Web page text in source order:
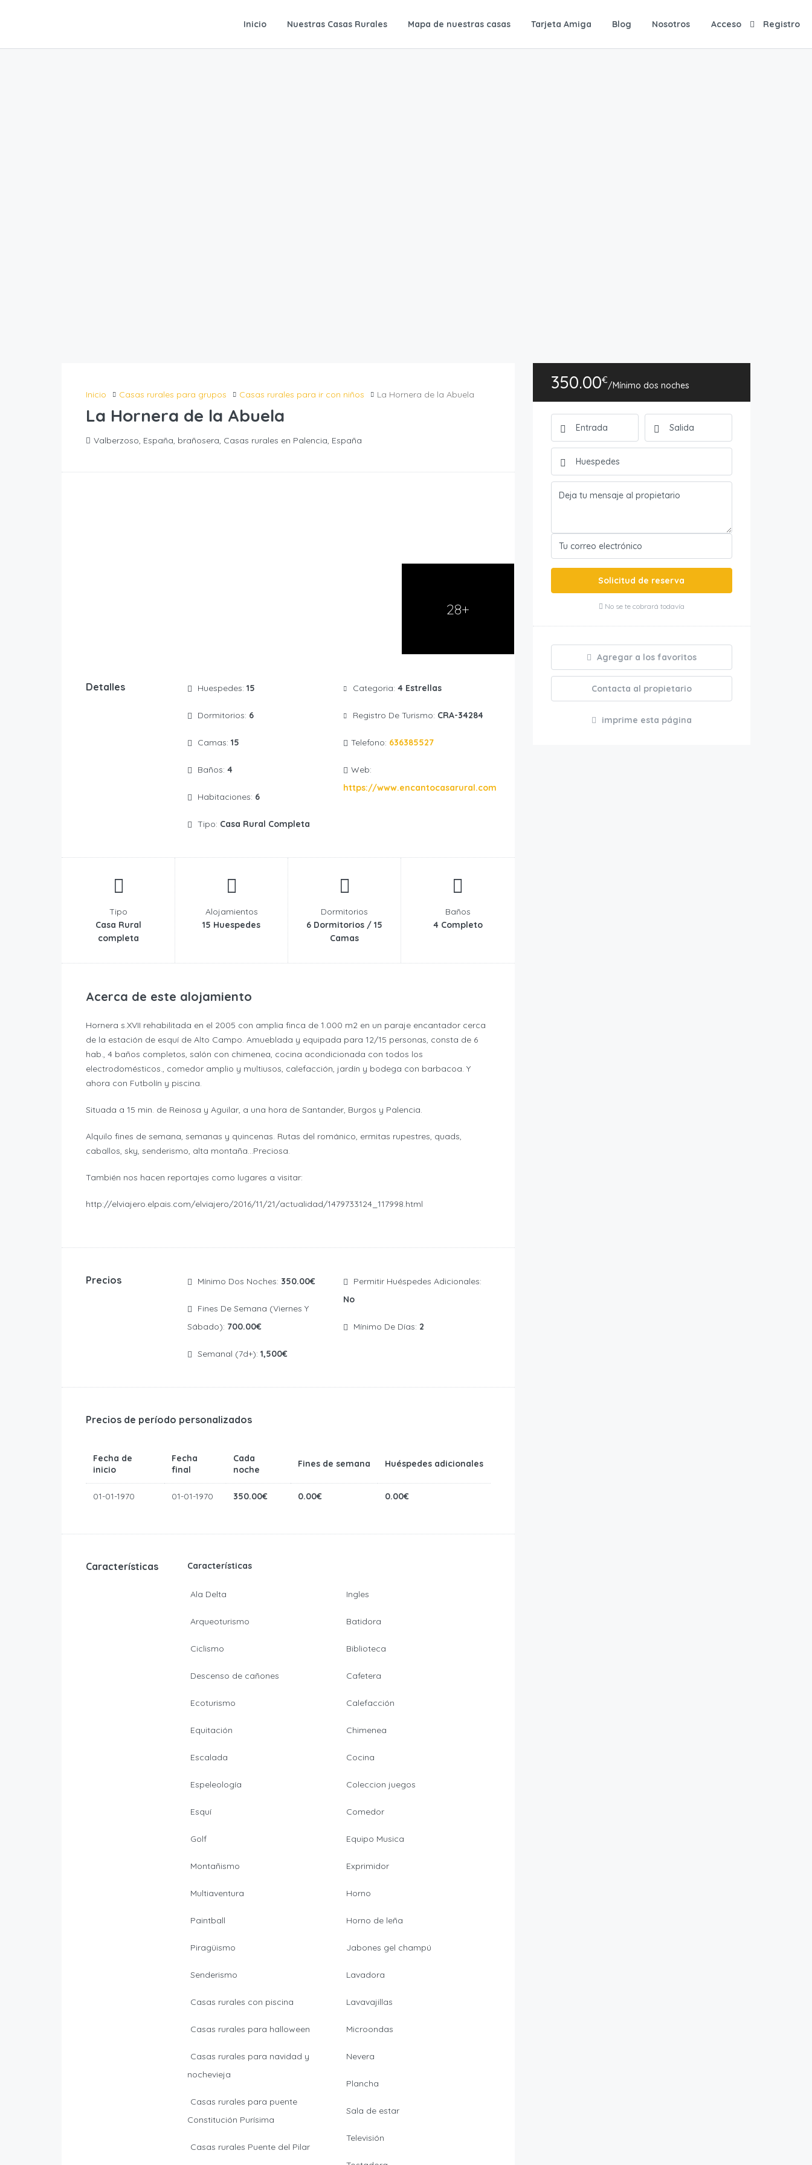
Inicio Nuestras Casas Rurales Mapa de nuestras casas Tarjeta Amiga Blog Nosotros Acceso Registro
Inicio Casas rurales para grupos Casas rurales para ir con niños La Hornera de la Abuela
La Hornera de la Abuela
Valberzoso, España, brañosera, Casas rurales en Palencia, España
28+
Detalles Huespedes: 15
Dormitorios: 6
Camas: 15
Baños: 4
Habitaciones: 6
Tipo: Casa Rural Completa
Categoria: 4 Estrellas
Registro De Turismo: CRA-34284
Telefono: 636385527
Web:
https://www.encantocasarural.com
Tipo
Casa Rural
completa
Alojamientos
15 Huespedes
Dormitorios
6 Dormitorios / 15
Camas
Baños
4 Completo
Acerca de este alojamiento
Hornera s.XVII rehabilitada en el 2005 con amplia finca de 1.000 m2 en un paraje encantador cerca
de la estación de esquí de Alto Campo. Amueblada y equipada para 12/15 personas, consta de 6
hab., 4 baños completos, salón con chimenea, cocina acondicionada con todos los
electrodomésticos., comedor amplio y multiusos, calefacción, jardín y bodega con barbacoa. Y
ahora con Futbolín y piscina.
Situada a 15 min. de Reinosa y Aguilar, a una hora de Santander, Burgos y Palencia.
Alquilo fines de semana, semanas y quincenas. Rutas del románico, ermitas rupestres, quads,
caballos, sky, senderismo, alta montaña…Preciosa.
También nos hacen reportajes como lugares a visitar:
http://elviajero.elpais.com/elviajero/2016/11/21/actualidad/1479733124_117998.html
Precios Mínimo Dos Noches: 350.00€
Sábado): 700.00€
Semanal (7d+): 1,500€
Permitir Huéspedes Adicionales:
No
Mínimo De Días: 2
Precios de período personalizados
Fecha de
inicio
Fecha
final
Cada
noche
Fines de semana Huéspedes adicionales
01-01-1970 01-01-1970 350.00€ 0.00€ 0.00€
Características Características
Ala Delta
Arqueoturismo
Ciclismo
Descenso de cañones
Ecoturismo
Equitación
Escalada
Espeleología
Esquí
Golf
Montañismo
Multiaventura
Paintball
Piragüismo
Senderismo
Casas rurales con piscina
Casas rurales para halloween
Casas rurales para navidad y
nochevieja
Casas rurales para puente
Constitución Purísima
Casas rurales Puente del Pilar
Ingles
Batidora
Biblioteca
Cafetera
Calefacción
Chimenea
Cocina
Coleccion juegos
Comedor
Equipo Musica
Exprimidor
Horno
Horno de leña
Jabones gel champú
Lavadora
Lavavajillas
Microondas
Nevera
Plancha
Sala de estar
Televisión
350.00€/Mínimo dos noches
Solicitud de reserva
No se te cobrará todavía
Agregar a los favoritos
Contacta al propietario
imprime esta página